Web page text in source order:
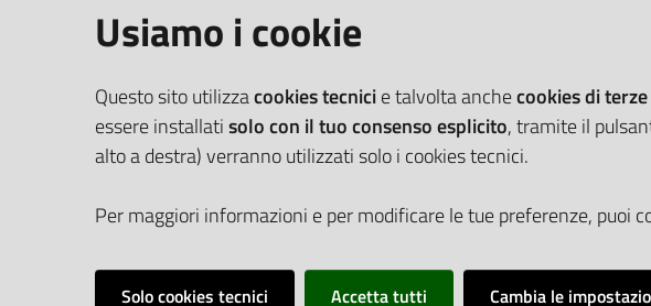
Centralino 051 5275226
Cerca telefoni e indirizzi
Usiamo i cookie
Questo sito utilizzacookies tecnicie talvolta anchecookies di
essere installatisolo con il tuo consenso esplicito, tramite il
alto a destra) verranno utilizzati solo i cookies tecnici.
Per maggiori informazioni e per modificare le tue preferenze, puoi
Solo cookies tecnici Accetta tutti Cambia le